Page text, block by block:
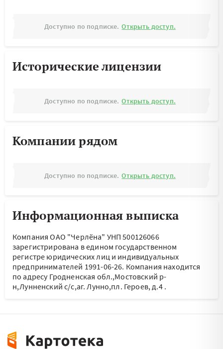
Доступно по подписке. Открыть доступ.
Исторические лицензии
Доступно по подписке. Открыть доступ.
Компании рядом
Доступно по подписке. Открыть доступ.
Информационная выписка
Компания ОАО "Черлёна" УНП 500126066
зарегистрирована в едином государственном
регистре юридических лиц и индивидуальных
предпринимателей 1991-06-26. Компания находится
по адресу Гродненская обл.,Мостовский р-
н,Лунненский с/с,аг. Лунно,пл. Героев, д.4.